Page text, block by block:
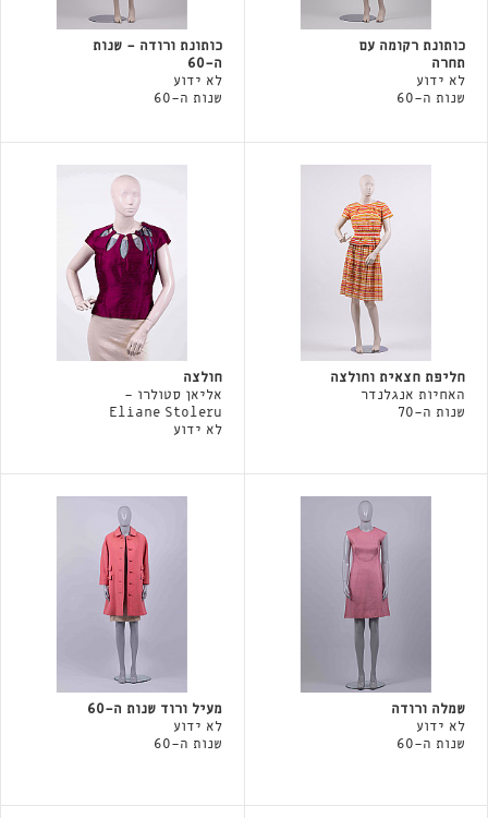
כותונת רקומה עם
תחרה
לא ידוע
שנות ה-60
כותונת ורודה - שנות
ה-60
לא ידוע
שנות ה-60
חליפת חצאית וחולצה
האחיות אנגלנדר
שנות ה-70
חולצה
אליאן סטולרו -
Eliane Stoleru
לא ידוע
שמלה ורודה
לא ידוע
שנות ה-60
מעיל ורוד שנות ה-60
לא ידוע
שנות ה-60